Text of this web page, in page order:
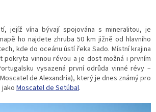
jejíž vína bývají spojována s mineralitou, je
ho najdete zhruba 50 km jižně od hlavního
kde do oceánu ústí řeka Sado. Místní krajina
pokryta vinnou révou a je dost možná i prvním
vysazená první odrůda vinné révy –
de Alexandria), který je dnes známý pro
Moscatel de Setúbal.